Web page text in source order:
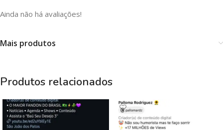
Ainda não há avaliações!
Mais produtos
Produtos relacionados